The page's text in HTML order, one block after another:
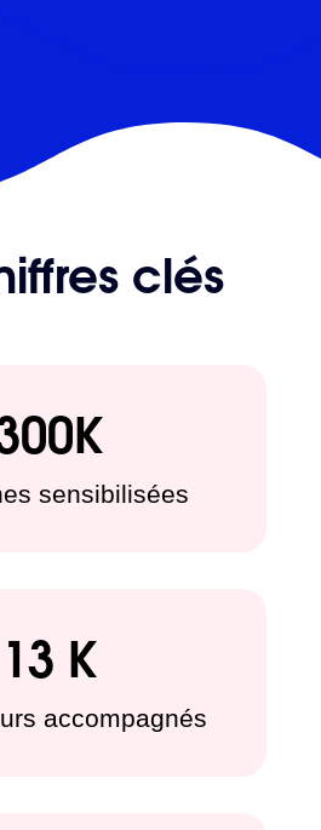
clés
sensibilisées
13 K
accompagnés